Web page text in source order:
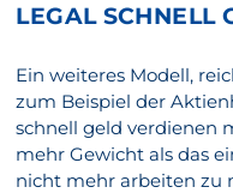
LEGAL SCHNELL
Ein weiteres Modell,
zum Beispiel der
schnell geld verdienen
mehr Gewicht als das
nicht mehr arbeiten zu